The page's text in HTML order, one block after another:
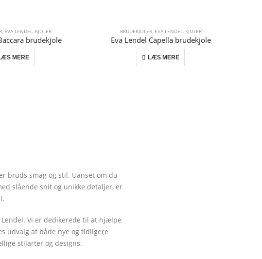
, EVA LENDEL, KJOLER
brudekjole
MERE
BRUDEKJOLER, EVA LENDEL, KJOLER
Eva Lendel Capella brudekjole
LÆS MERE
bruds smag og stil. Uanset om du
slående snit og unikke detaljer, er
Vi er dedikerede til at hjælpe
udvalg af både nye og tidligere
stilarter og designs.